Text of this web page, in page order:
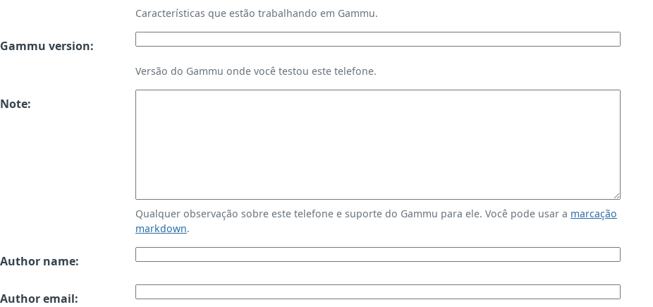
Características que estão trabalhando em Gammu.
Gammu version:
Versão do Gammu onde você testou este telefone.
Note:
Qualquer observação sobre este telefone e suporte do Gammu para ele. Você pode usar a marcação
markdown.
Author name:
Author email: